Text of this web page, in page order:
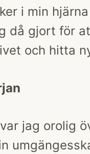
i min
då gjort för
och hitta
jag orolig